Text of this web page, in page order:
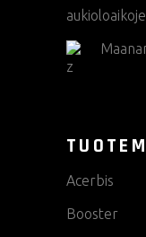
Acerbis
Booster